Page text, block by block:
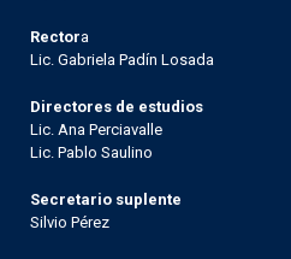
Rectora
Lic. Gabriela Padín Losada
Directores de estudios
Lic. Ana Perciavalle
Lic. Pablo Saulino
Secretario suplente
Silvio Pérez